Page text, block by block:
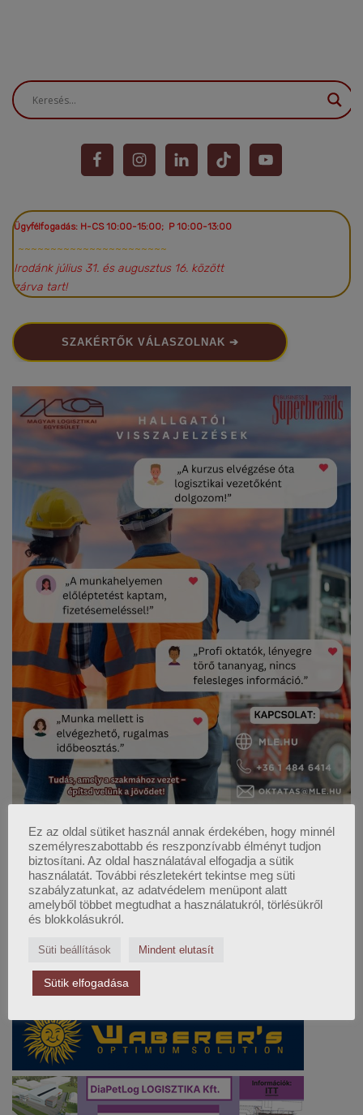
Ügyfélfogadás: H-CS 10:00-15:00; P 10:00-13:00
~~~~~~~~~~~~~~~~~~~~~~~
Irodánk július 31. és augusztus 16. között
zárva tart!
SZAKÉRTŐK VÁLASZOLNAK ➔
Ez az oldal sütiket használ annak érdekében, hogy minnél
személyreszabottabb és reszponzívabb élményt tudjon
biztosítani. Az oldal használatával elfogadja a sütik
használatát. További részletekért tekintse meg süti
szabályzatunkat, az adatvédelem menüpont alatt
amelyből többet megtudhat a használatukról, törlésükről
és blokkolásukról.
Süti beállítások Mindent elutasít
Sütik elfogadása